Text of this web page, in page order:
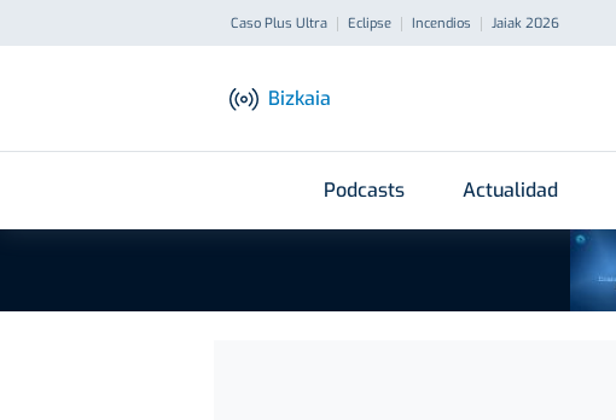
Caso Plus Ultra Eclipse Incendios Jaiak 2026
Bizkaia
Podcasts Actualidad